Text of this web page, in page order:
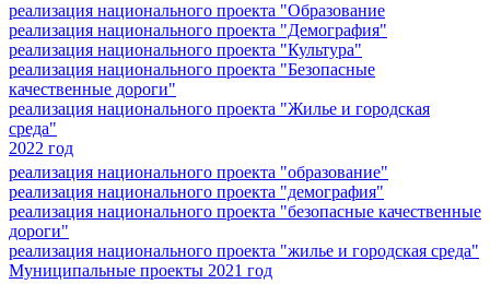
реализация национального проекта "Образование
реализация национального проекта "Демография"
реализация национального проекта "Культура"
реализация национального проекта "Безопасные
качественные дороги"
реализация национального проекта "Жилье и городская
среда"
2022 год
реализация национального проекта "образование"
реализация национального проекта "демография"
реализация национального проекта "безопасные качественные
дороги"
реализация национального проекта "жилье и городская среда"
Муниципальные проекты 2021 год